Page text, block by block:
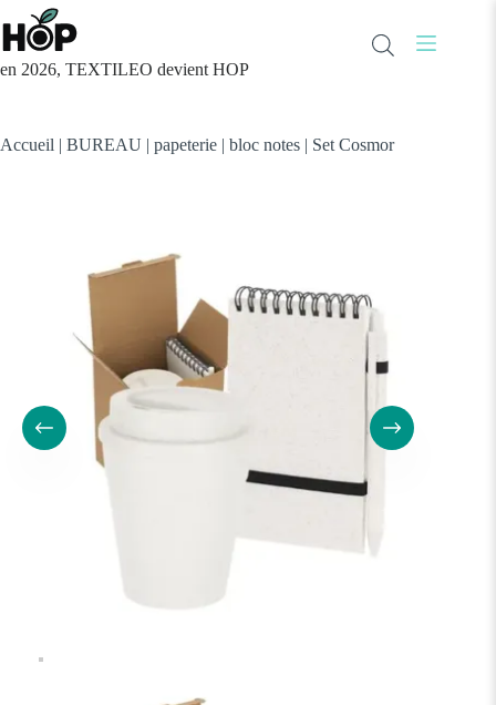
Passer
au
contenu
en 2026, TEXTILEO devient HOP
Accueil | BUREAU | papeterie | bloc notes | Set Cosmor